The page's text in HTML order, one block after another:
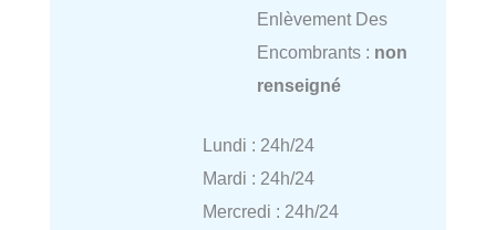
Enlèvement Des
Encombrants : non
renseigné
Lundi : 24h/24
Mardi : 24h/24
Mercredi : 24h/24